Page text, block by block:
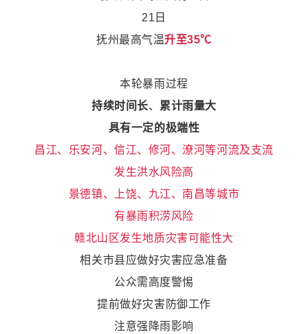
21日
抚州最高气温升至35℃
本轮暴雨过程
持续时间长、 累计雨量大
具有一定的极端性
昌江、乐安河、信江、修河、潦河等河流及支流
发生洪水风险高
景德镇、上饶、九江、南昌等城市
有暴雨积涝风险
赣北山区发生地质灾害可能性大
相关市县应做好灾害应急准备
公众需高度警惕
提前做好灾害防御工作
注意强降雨影响